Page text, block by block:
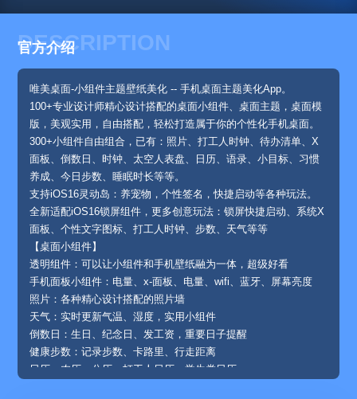
DESCRIPTION
官方介绍
唯美桌面-小组件主题壁纸美化 -- 手机桌面主题美化App。
100+专业设计师精心设计搭配的桌面小组件、桌面主题，桌面模
版，美观实用，自由搭配，轻松打造属于你的个性化手机桌面。
300+小组件自由组合，已有：照片、打工人时钟、待办清单、X
面板、倒数日、时钟、太空人表盘、日历、语录、小目标、习惯
养成、今日步数、睡眠时长等等。
支持iOS16灵动岛：养宠物，个性签名，快捷启动等各种玩法。
全新适配iOS16锁屏组件，更多创意玩法：锁屏快捷启动、系统X
面板、个性文字图标、打工人时钟、步数、天气等等
【桌面小组件】
透明组件：可以让小组件和手机壁纸融为一体，超级好看
手机面板小组件：电量、x-面板、电量、wifi、蓝牙、屏幕亮度
照片：各种精心设计搭配的照片墙
天气：实时更新气温、湿度，实用小组件
倒数日：生日、纪念日、发工资，重要日子提醒
健康步数：记录步数、卡路里、行走距离
日历：农历、公历、打工人日历、学生党日历